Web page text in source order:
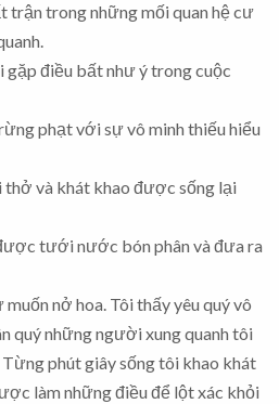
trận trong những mối quan hệ cư
điều bất như ý trong cuộc
phạt với sự vô minh thiếu hiểu
và khát khao được sống lại
tưới nước bón phân và đưa ra
nở hoa. Tôi thấy yêu quý vô
quý những người xung quanh tôi
phút giây sống tôi khao khát
làm những điều để lột xác khỏi